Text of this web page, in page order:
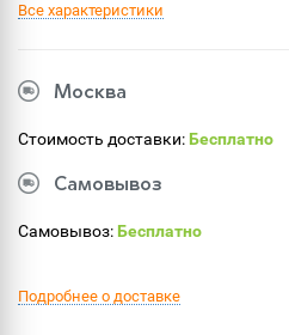
Все характеристики
Москва
Стоимость доставки:Бесплатно
Самовывоз
Самовывоз:Бесплатно
Подробнее о доставке